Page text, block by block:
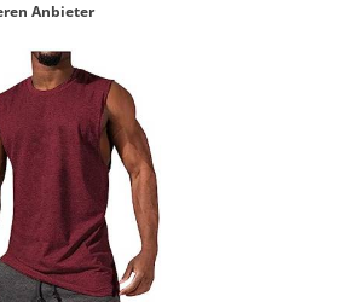
Anbieter